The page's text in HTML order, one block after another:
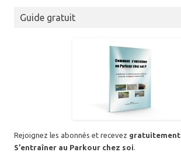
Guide gratuit
Rejoignez les abonnés et recevez gratuitement
S’entraîner au Parkour chez soi.